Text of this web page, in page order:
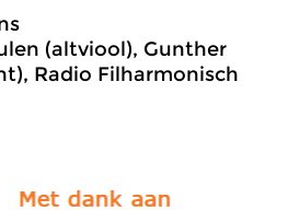
(altviool), Gunther
Radio Filharmonisch